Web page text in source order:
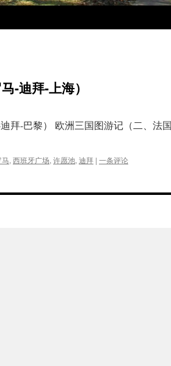
-迪拜-上海）
拜-巴黎） 欧洲三国图游记（二、法
马, 西班牙广场, 许愿池, 迪拜 | 一条评论